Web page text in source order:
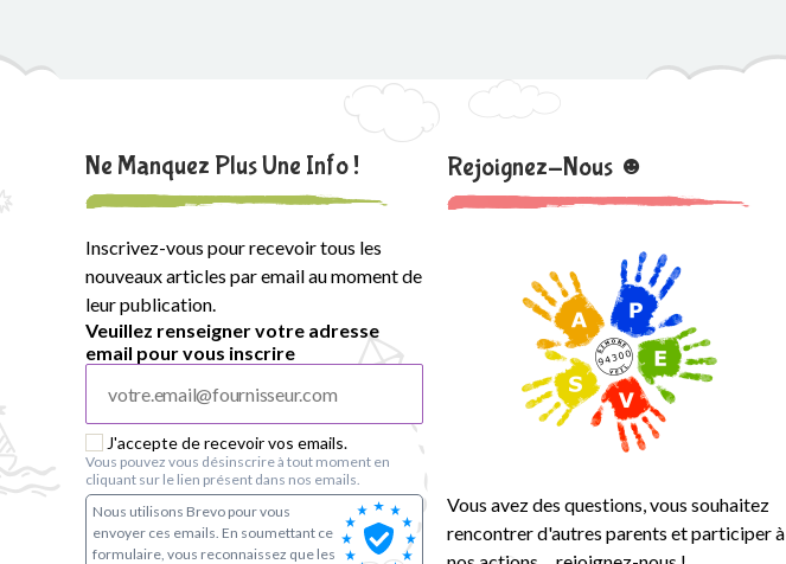
i
m
o
n
e
V
e
i
l
Ne Manquez Plus Une Info !
Inscrivez-vous pour recevoir tous les
nouveaux articles par email au moment de
leur publication.
Veuillez renseigner votre adresse
email pour vous inscrire
J'accepte de recevoir vos emails.
Vous pouvez vous désinscrire à tout moment en
cliquant sur le lien présent dans nos emails.
Nous utilisons Brevo pour vous
envoyer ces emails. En soumettant ce
formulaire, vous reconnaissez que les
Rejoignez-Nous ☻
Vous avez des questions, vous souhaitez
rencontrer d'autres parents et participer à